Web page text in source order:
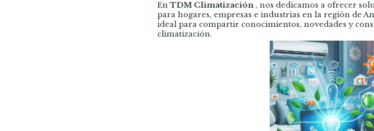
En TDM Climatización, nos dedicamos a ofrecer
para hogares, empresas e industrias en la región de
ideal para compartir conocimientos, novedades y
climatización.